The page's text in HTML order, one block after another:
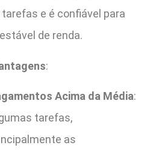
e é confiável para
de renda.
:
Acima da Média:
tarefas,
as